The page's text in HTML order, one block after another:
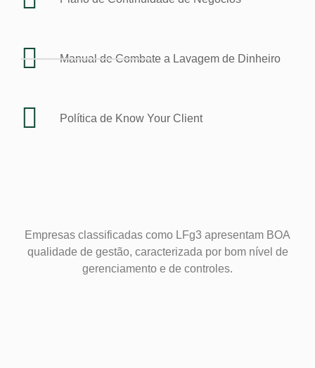
Manual de Combate a Lavagem de Dinheiro
Política de Know Your Client
Empresas classificadas como LFg3 apresentam BOA
qualidade de gestão, caracterizada por bom nível de
gerenciamento e de controles.